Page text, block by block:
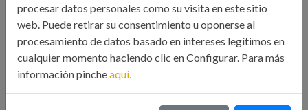
Compartir esta noticia:
procesar datos personales como su visita en este sitio
web. Puede retirar su consentimiento u oponerse al
procesamiento de datos basado en intereses legítimos en
cualquier momento haciendo clic en Configurar. Para más
información pincheaquí.